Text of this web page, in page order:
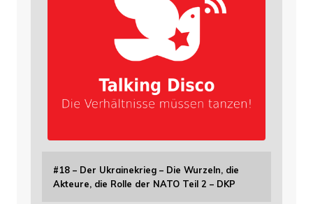
#18 – Der Ukrainekrieg – Die Wurzeln, die
Akteure, die Rolle der NATO Teil 2 – DKP